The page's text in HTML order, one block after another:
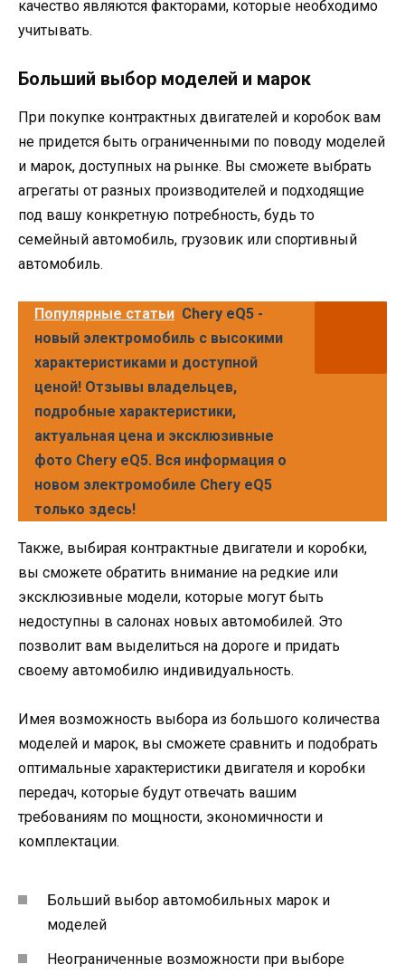
качество являются факторами, которые необходимо
учитывать.
Больший выбор моделей и марок
При покупке контрактных двигателей и коробок вам
не придется быть ограниченными по поводу моделей
и марок, доступных на рынке. Вы сможете выбрать
агрегаты от разных производителей и подходящие
под вашу конкретную потребность, будь то
семейный автомобиль, грузовик или спортивный
автомобиль.
Популярные статьи Chery eQ5 -
новый электромобиль с высокими
характеристиками и доступной
ценой! Отзывы владельцев,
подробные характеристики,
актуальная цена и эксклюзивные
фото Chery eQ5. Вся информация о
новом электромобиле Chery eQ5
только здесь!
Также, выбирая контрактные двигатели и коробки,
вы сможете обратить внимание на редкие или
эксклюзивные модели, которые могут быть
недоступны в салонах новых автомобилей. Это
позволит вам выделиться на дороге и придать
своему автомобилю индивидуальность.
Имея возможность выбора из большого количества
моделей и марок, вы сможете сравнить и подобрать
оптимальные характеристики двигателя и коробки
передач, которые будут отвечать вашим
требованиям по мощности, экономичности и
комплектации.
Больший выбор автомобильных марок и
моделей
Неограниченные возможности при выборе